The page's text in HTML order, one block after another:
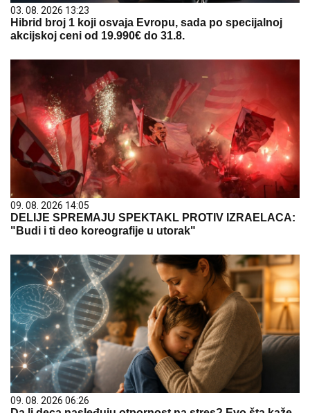
03. 08. 2026 13:23
Hibrid broj 1 koji osvaja Evropu, sada po specijalnoj
akcijskoj ceni od 19.990€ do 31.8.
09. 08. 2026 14:05
DELIJE SPREMAJU SPEKTAKL PROTIV IZRAELACA:
"Budi i ti deo koreografije u utorak"
09. 08. 2026 06:26